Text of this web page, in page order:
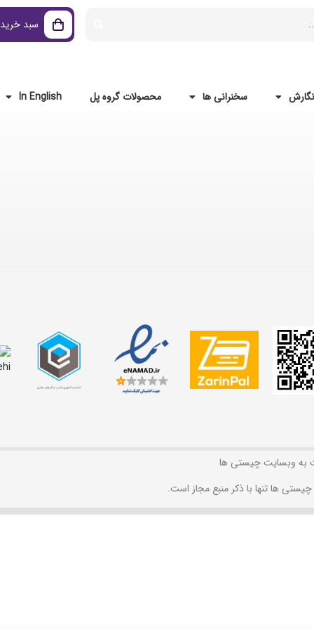
سبد خرید
نگارش سخنرانی ها محصولات گروه پل In English
به وبسایت چیستی ها
ها تنها با ذکر منبع مجاز است.